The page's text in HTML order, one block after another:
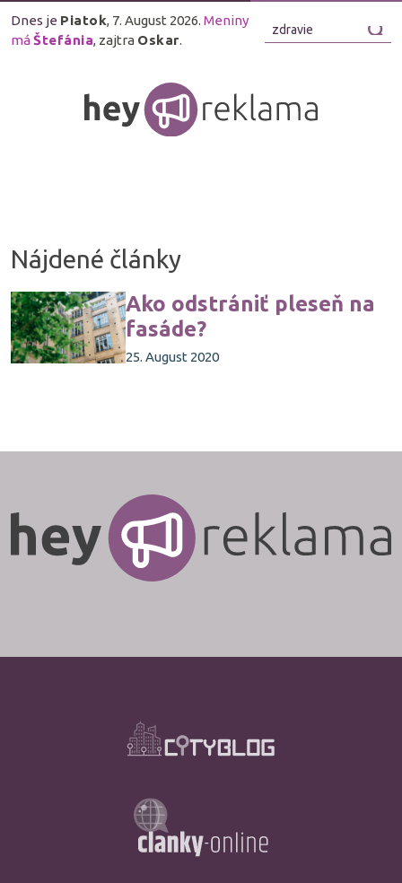
Dnes je Piatok, 7. August 2026. Meniny
máŠtefánia, zajtra Oskar.
Nájdené články
Ako odstrániť pleseň na
fasáde?
25. August 2020
ako ich odstrániť. V nasledujúcom